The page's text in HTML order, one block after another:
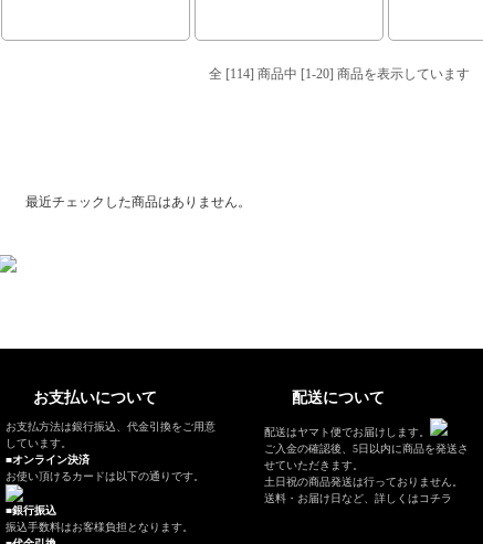
全 [114] 商品中 [1-20] 商品を表示しています
最近チェックした商品はありません。
お支払いについて
お支払方法は銀行振込、代金引換をご用意
しています。
■オンライン決済
お使い頂けるカードは以下の通りです。
■銀行振込
振込手数料はお客様負担となります。
配送について
配送はヤマト便でお届けします。
ご入金の確認後、5日以内に商品を発送さ
せていただきます。
土日祝の商品発送は行っておりません。
送料・お届け日など、 詳しくはコチラ